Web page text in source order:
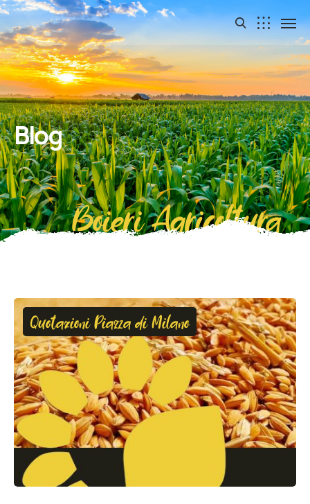
Blog
Boieri Agricoltura
Quotazioni Piazza di Milano